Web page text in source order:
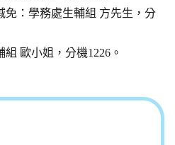
：學務處生輔組 方先生，分
歐小姐，分機1226。